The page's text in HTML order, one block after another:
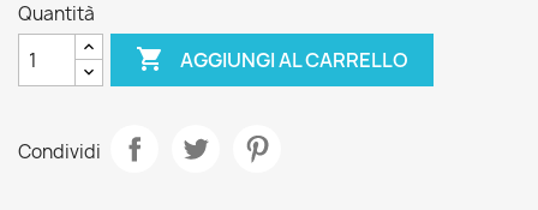
Quantità
 AGGIUNGI AL CARRELLO
Condividi